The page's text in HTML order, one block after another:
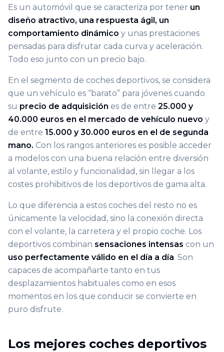
Es un automóvil que se caracteriza por tener un
diseño atractivo, una respuesta ágil, un
comportamiento dinámico y unas prestaciones
pensadas para disfrutar cada curva y aceleración.
Todo eso junto con un precio bajo.
En el segmento de coches deportivos, se considera
que un vehículo es “barato” para jóvenes cuando
su precio de adquisición es de entre 25.000 y
40.000 euros en el mercado de vehículo nuevo y
de entre 15.000 y 30.000 euros en el de segunda
mano. Con los rangos anteriores es posible acceder
a modelos con una buena relación entre diversión
al volante, estilo y funcionalidad, sin llegar a los
costes prohibitivos de los deportivos de gama alta.
Lo que diferencia a estos coches del resto no es
únicamente la velocidad, sino la conexión directa
con el volante, la carretera y el propio coche. Los
deportivos combinan sensaciones intensas con un
uso perfectamente válido en el día a día. Son
capaces de acompañarte tanto en tus
desplazamientos habituales como en esos
momentos en los que conducir se convierte en
puro disfrute.
Los mejores coches deportivos